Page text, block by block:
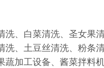
、白菜清洗、圣女果
、土豆丝清洗、粉条
加工设备、酱菜拌料